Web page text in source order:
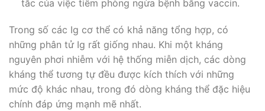
tắc của việc tiêm phòng ngừa bệnh bằng vaccin.
Trong số các Ig cơ thể có khả năng tổng hợp, có
những phân tử Ig rất giống nhau. Khi một kháng
nguyên phơi nhiễm với hệ thống miễn dịch, các dòng
kháng thể tương tự đều được kích thích với những
mức độ khác nhau, trong đó dòng kháng thể đặc hiệu
chính đáp ứng mạnh mẽ nhất.